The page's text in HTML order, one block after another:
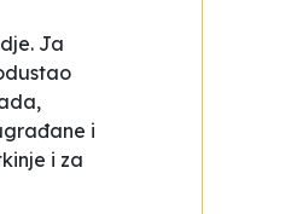
Ja
i
i za